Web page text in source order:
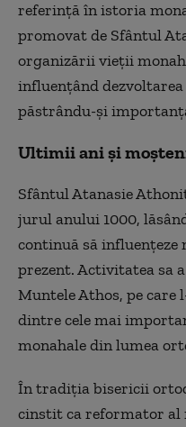
referință în istoria
promovat de Sfântul
organizării vieții
influențând
păstrându-și
Ultimii ani și
Sfântul Atanasie
jurul anului 1000,
continuă să
prezent. Activitatea sa
Muntele Athos, pe
dintre cele mai
monahale din lumea
În tradiția bisericii
cinstit ca reformator